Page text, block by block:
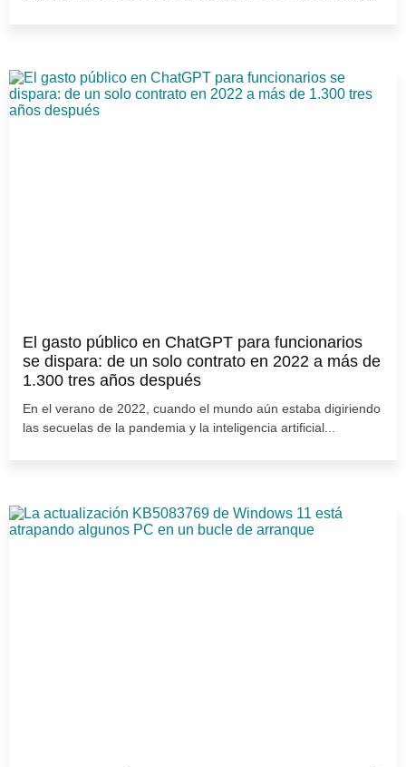
El gasto público en ChatGPT para funcionarios
se dispara: de un solo contrato en 2022 a más de
1.300 tres años después
En el verano de 2022, cuando el mundo aún estaba digiriendo
las secuelas de la pandemia y la inteligencia artificial...